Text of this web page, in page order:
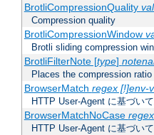
BrotliCompressionQuality
Compression quality
BrotliCompressionWindow
Brotli sliding compression
BrotliFilterNote [type]
Places the compression
BrowserMatch regex [!]env-
HTTP User-Agent に基づい
BrowserMatchNoCase
HTTP User-Agent に基づい